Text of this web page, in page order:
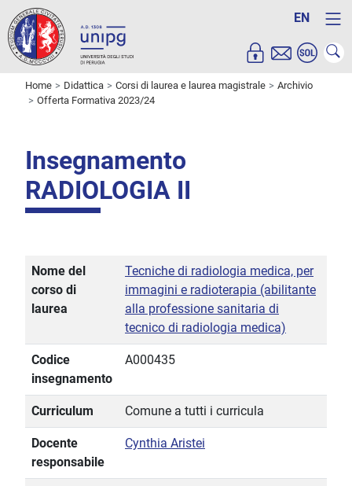
EN
Home Didattica Corsi di laurea e laurea magistrale
Archivio
Offerta Formativa 2023/24
Insegnamento
RADIOLOGIA II
Nome del
corso di
laurea
Tecniche di radiologia medica, per
immagini e radioterapia (abilitante
alla professione sanitaria di
tecnico di radiologia medica)
Codice
insegnamento
A000435
Curriculum Comune a tutti i curricula
Docente
responsabile
Cynthia Aristei